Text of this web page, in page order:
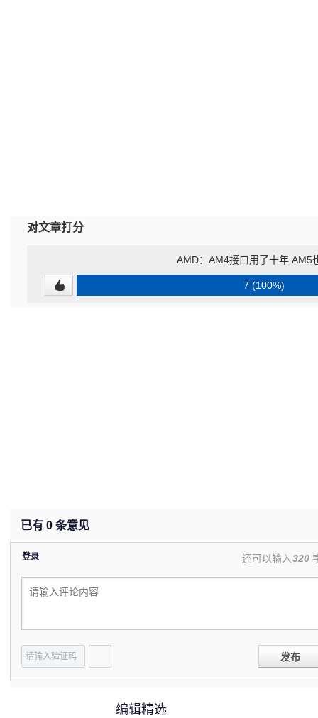
对文章打分
AMD：AM4接口用了十年 AM5
7 (100%)
已有 0 条意见
登录 还可以输入320
发布
编辑精选